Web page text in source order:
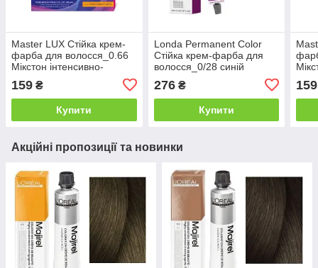
Master LUX Стійка крем-
фарба для волосся_0.66
Мікстон інтенсивно-
159 ₴
Купити
Londa Permanent Color
Стійка крем-фарба для
волосся_0/28 синій
276₴
Купити
159
Акційні пропозиції та новинки